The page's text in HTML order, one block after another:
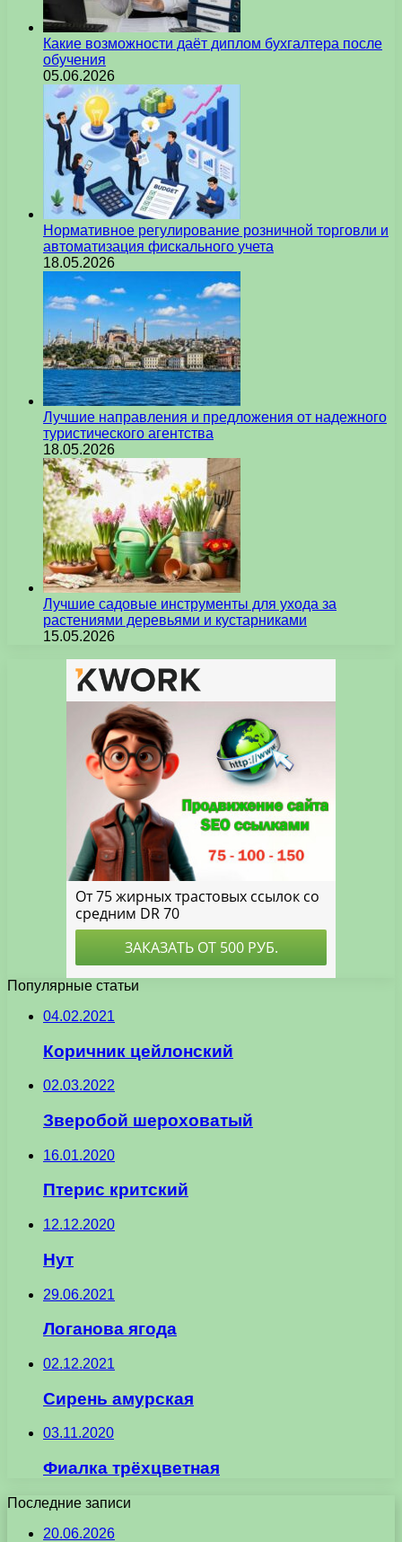
Какие возможности даёт диплом бухгалтера после
обучения
05.06.2026
Нормативное регулирование розничной торговли и
автоматизация фискального учета
18.05.2026
Лучшие направления и предложения от надежного
туристического агентства
18.05.2026
Лучшие садовые инструменты для ухода за
растениями деревьями и кустарниками
15.05.2026
Популярные статьи
04.02.2021
Коричник цейлонский
02.03.2022
Зверобой шероховатый
16.01.2020
Птерис критский
12.12.2020
Нут
29.06.2021
Логанова ягода
02.12.2021
Сирень амурская
03.11.2020
Фиалка трёхцветная
Последние записи
20.06.2026